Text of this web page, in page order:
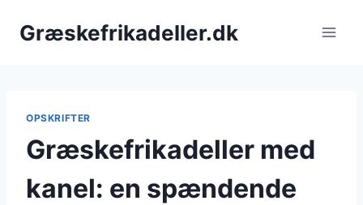
Græskefrikadeller.dk
OPSKRIFTER
Græskefrikadeller med
kanel: en spændende